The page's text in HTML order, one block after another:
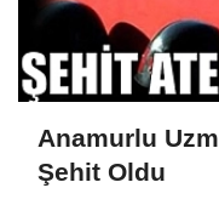
Anamurlu
Şehit Oldu